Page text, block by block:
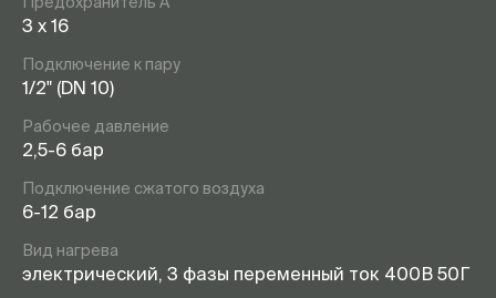
3 x 16
Подключение к пару
1/2" (DN 10)
Рабочее давление
2,5-6 бар
Подключение сжатого воздуха
6-12 бар
Вид нагрева
электрический, 3 фазы переменный ток 400В 50Г